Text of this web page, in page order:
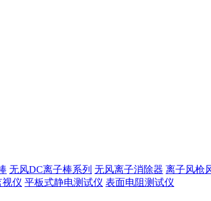
无风DC离子棒系列 无风离子消除器 离子风枪
视仪 平板式静电测试仪 表面电阻测试仪